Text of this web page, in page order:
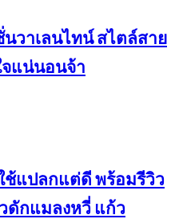
วาเลนไทน์ สไตล์สาย
จแน่นอนจ้า
ช้แปลกแต่ดี พร้อมรีวิว
ดักแมลงหวี่ แก้ว